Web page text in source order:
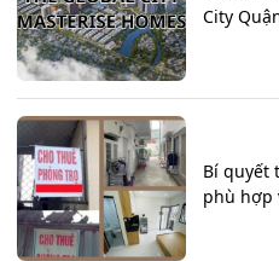
City
Bí quyết
phù hợp